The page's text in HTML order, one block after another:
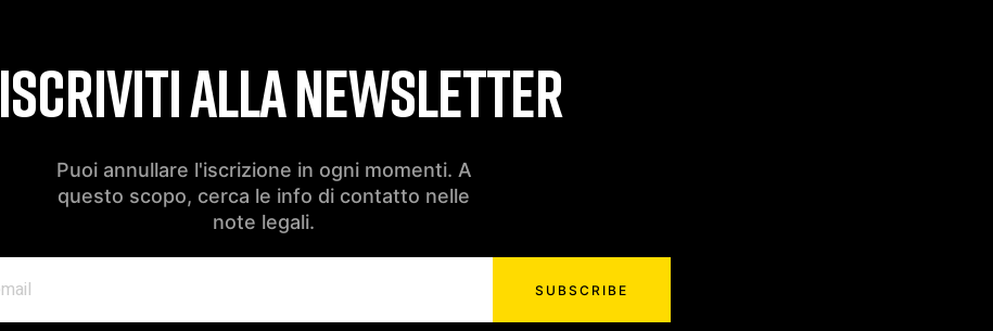
ISCRIVITI ALLA NEWSLETTER
Puoi annullare l'iscrizione in ogni momenti. A
questo scopo, cerca le info di contatto nelle
note legali.
SUBSCRIBE